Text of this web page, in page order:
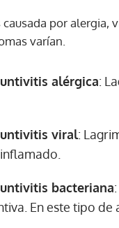
Gracias por
por alergia,
varían.
alérgica:
viral:
bacteriana
En este tipo de